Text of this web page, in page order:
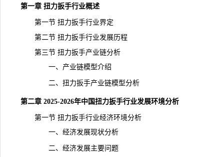
第一章 扭力扳手行业概述
第一节 扭力扳手行业界定
第二节 扭力扳手行业发展历程
第三节 扭力扳手产业链分析
一、产业链模型介绍
二、扭力扳手产业链模型分析
第二章 2025-2026年中国扭力扳手行业发展环境分析
第一节 扭力扳手行业经济环境分析
一、经济发展现状分析
二、经济发展主要问题